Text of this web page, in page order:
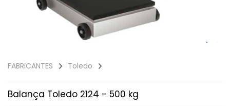
FABRICANTES Toledo
Balança Toledo 2124 - 500 kg